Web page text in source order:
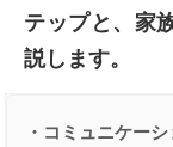
テップと、家
説します。
・コミュニケー